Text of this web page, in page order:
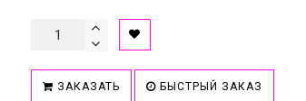
ЗАКАЗАТЬ БЫСТРЫЙ ЗАКАЗ